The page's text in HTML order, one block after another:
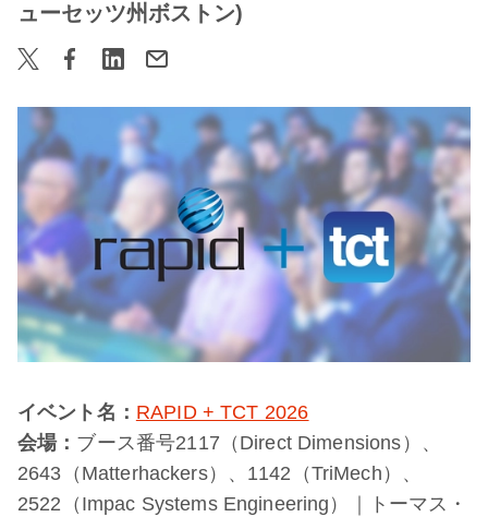
ューセッツ州ボストン)
イベント名： RAPID + TCT 2026
会場： ブース番号2117（Direct Dimensions）、
2643（Matterhackers）、1142（TriMech）、
2522（Impac Systems Engineering）｜トーマス・